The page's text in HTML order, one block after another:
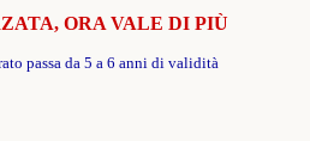
ORA VALE DI PIÙ
passa da 5 a 6 anni di validità